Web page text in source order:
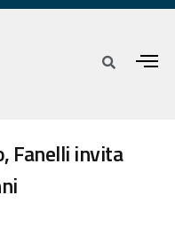
Fanelli invita